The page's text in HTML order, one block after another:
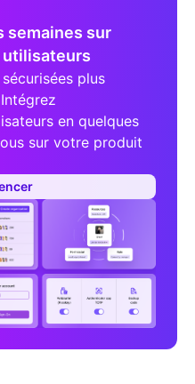
semaines sur
plus
en quelques
sur votre produit